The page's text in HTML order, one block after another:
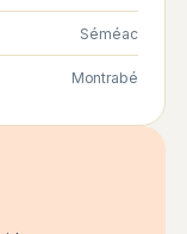
Séméac
Montrabé